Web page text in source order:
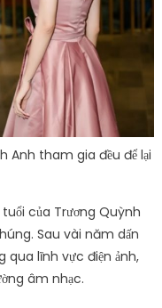
Anh tham gia đều để lại
của Trương Quỳnh
Sau vài năm dấn
lĩnh vực điện ảnh,
âm nhạc.